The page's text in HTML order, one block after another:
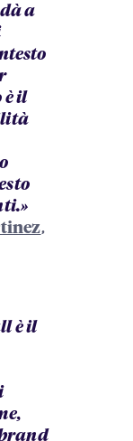
a
è il
,
è il